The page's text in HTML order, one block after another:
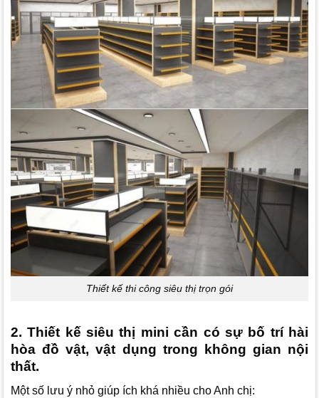
Thiết kế thi công siêu thị trọn gói
2. Thiết kế siêu thị mini cần có sự bố trí hài
hòa đồ vật, vật dụng trong không gian nội
thất.
Một số lưu ý nhỏ giúp ích khá nhiều cho Anh chị: